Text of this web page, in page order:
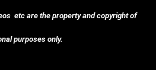
etc are the property and copyright of
purposes only.